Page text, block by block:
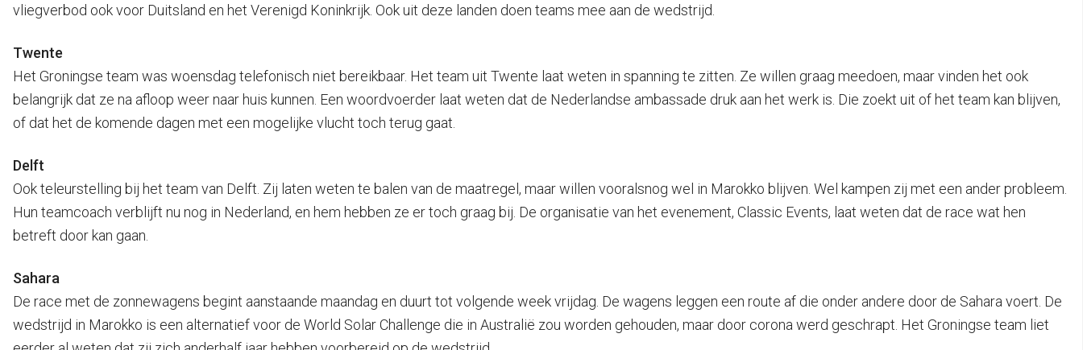
vliegverbod ook voor Duitsland en het Verenigd Koninkrijk. Ook uit deze landen doen teams mee aan de wedstrijd.
Twente
Het Groningse team was woensdag telefonisch niet bereikbaar. Het team uit Twente laat weten in spanning te zitten. Ze willen graag meedoen, maar vinden het ook
belangrijk dat ze na afloop weer naar huis kunnen. Een woordvoerder laat weten dat de Nederlandse ambassade druk aan het werk is. Die zoekt uit of het team kan blijven,
of dat het de komende dagen met een mogelijke vlucht toch terug gaat.
Delft
Ook teleurstelling bij het team van Delft. Zij laten weten te balen van de maatregel, maar willen vooralsnog wel in Marokko blijven. Wel kampen zij met een ander probleem.
Hun teamcoach verblijft nu nog in Nederland, en hem hebben ze er toch graag bij. De organisatie van het evenement, Classic Events, laat weten dat de race wat hen
betreft door kan gaan.
Sahara
De race met de zonnewagens begint aanstaande maandag en duurt tot volgende week vrijdag. De wagens leggen een route af die onder andere door de Sahara voert. De
wedstrijd in Marokko is een alternatief voor de World Solar Challenge die in Australië zou worden gehouden, maar door corona werd geschrapt. Het Groningse team liet